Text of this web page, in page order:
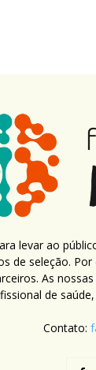
levar ao
de seleção.
As
de
Contato: